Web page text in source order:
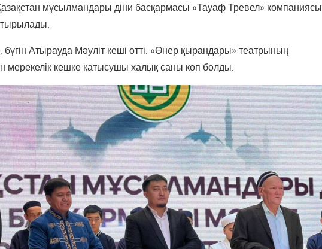
мұсылмандары діни басқармасы «Тауаф Тревел» компаниясы
бүгін Атырауда Мәуліт кеші өтті. «Өнер қырандары» театрының
мерекелік кешке қатысушы халық саны көп болды.